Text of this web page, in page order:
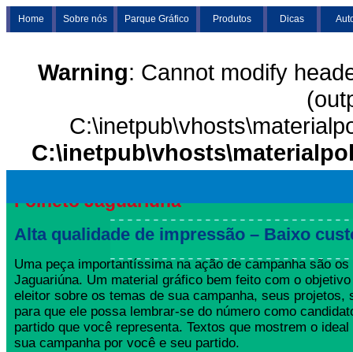
Home Sobre nós Parque Gráfico Produtos Dicas
Warning: Cannot modify
Folheto Jaguariúna
Alta qualidade de impressão – Baixo
Uma peça importantíssima na ação de campanha são os
Jaguariúna. Um material gráfico bem feito com o
eleitor sobre os temas de sua campanha, seus projetos,
para que ele possa lembrar-se do número como
partido que você representa. Textos que mostrem o ideal
sua campanha por você e seu partido.